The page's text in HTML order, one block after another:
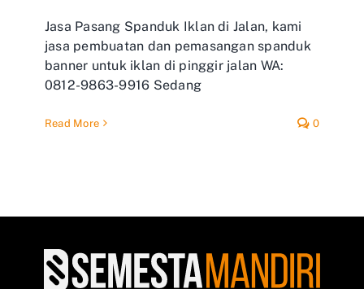
Jasa Pasang Spanduk Iklan di Jalan, kami
jasa pembuatan dan pemasangan spanduk
banner untuk iklan di pinggir jalan WA:
0812-9863-9916 Sedang
Read More 0